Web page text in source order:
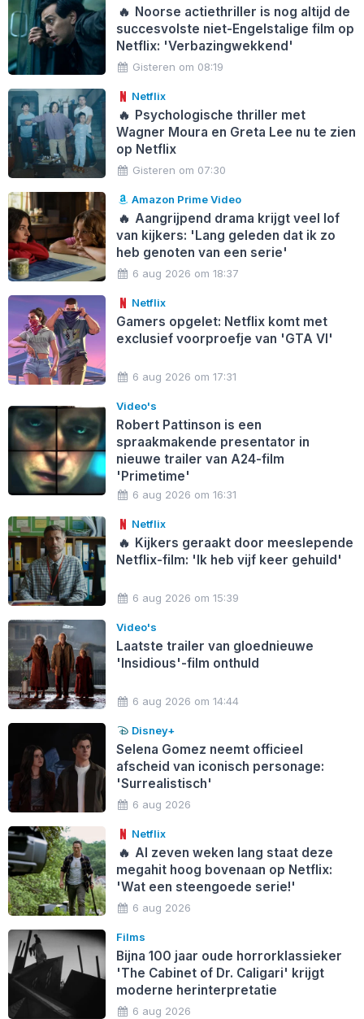
🔥 Noorse actiethriller is nog altijd de
succesvolste niet-Engelstalige film op
Netflix: 'Verbazingwekkend'
Gisteren om 08:19
Netflix
🔥 Psychologische thriller met
Wagner Moura en Greta Lee nu te zien
op Netflix
Gisteren om 07:30
Amazon Prime Video
🔥 Aangrijpend drama krijgt veel lof
van kijkers: 'Lang geleden dat ik zo
heb genoten van een serie'
6 aug 2026 om 18:37
Netflix
Gamers opgelet: Netflix komt met
exclusief voorproefje van 'GTA VI'
6 aug 2026 om 17:31
Video's
Robert Pattinson is een
spraakmakende presentator in
nieuwe trailer van A24-film
'Primetime'
6 aug 2026 om 16:31
Netflix
🔥 Kijkers geraakt door meeslepende
Netflix-film: 'Ik heb vijf keer gehuild'
6 aug 2026 om 15:39
Video's
Laatste trailer van gloednieuwe
'Insidious'-film onthuld
6 aug 2026 om 14:44
Disney+
Selena Gomez neemt officieel
afscheid van iconisch personage:
'Surrealistisch'
6 aug 2026
Netflix
🔥 Al zeven weken lang staat deze
megahit hoog bovenaan op Netflix:
'Wat een steengoede serie!'
6 aug 2026
Films
Bijna 100 jaar oude horrorklassieker
'The Cabinet of Dr. Caligari' krijgt
moderne herinterpretatie
6 aug 2026